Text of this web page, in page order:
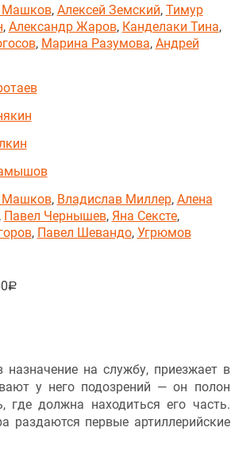
Машков, Алексей Земский, Тимур
, Александр Жаров, Канделаки Тина,
, Марина Разумова, Андрей
Машков, Владислав Миллер, Алена
, Павел Чернышев, Яна Сексте,
, Павел Шевандо, Угрюмов
руб.
на службу, приезжает в
у него подозрений — он полон
должна находиться его часть.
раздаются первые артиллерийские